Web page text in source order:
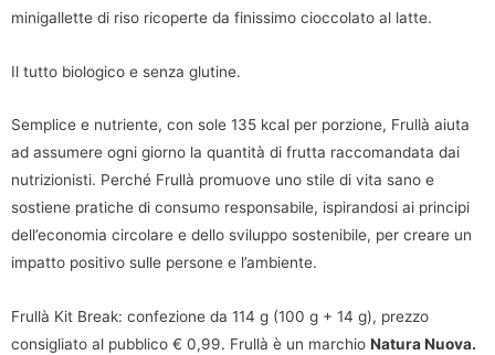
minigallette di riso ricoperte da finissimo cioccolato al latte.
Il tutto biologico e senza glutine.
Semplice e nutriente, con sole 135 kcal per porzione, Frullà aiuta
ad assumere ogni giorno la quantità di frutta raccomandata dai
nutrizionisti. Perché Frullà promuove uno stile di vita sano e
sostiene pratiche di consumo responsabile, ispirandosi ai principi
dell’economia circolare e dello sviluppo sostenibile, per creare un
impatto positivo sulle persone e l’ambiente.
Frullà Kit Break: confezione da 114 g (100 g + 14 g), prezzo
consigliato al pubblico € 0,99. Frullà è un marchio Natura Nuova.